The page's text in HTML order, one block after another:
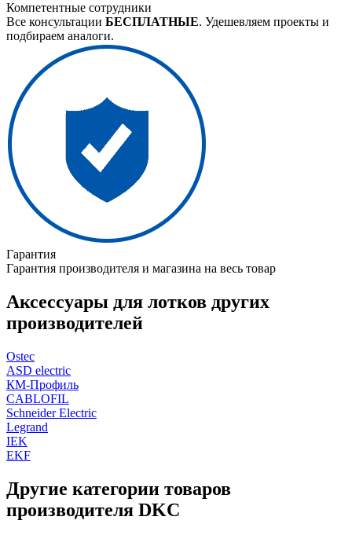
Компетентные сотрудники
Все консультации БЕСПЛАТНЫЕ. Удешевляем проекты и
подбираем аналоги.
Гарантия
Гарантия производителя и магазина на весь товар
Аксессуары для лотков других
производителей
Ostec
ASD electric
КМ-Профиль
CABLOFIL
Schneider Electric
Legrand
IEK
EKF
Другие категории товаров
производителя DKC